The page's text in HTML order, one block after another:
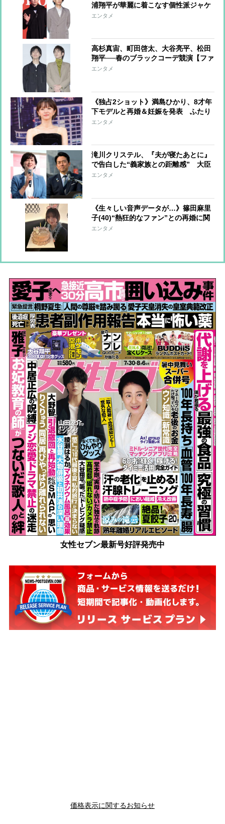
浦翔平が華麗に着こなす個性派ジャケ
ットスタイル
エンタメ
高杉真宙、町田啓太、大谷亮平、松田
翔平──春のブラックコーデ競演【ファ
ッションチェック】
エンタメ
《独占2ショット》満島ひかり、8才年
下モデルと再婚＆妊娠を発表 ふたり
の左手薬指にはおそろいの指輪がキラ
エンタメ
滝川クリステル、『夫が寝たあとに』
で告白した“義家族との距離感” 大臣
夫人による家庭内事情暴露は異例
エンタメ
《生々しい音声データが…》篠田麻里
子(40)“熱狂的なファン”との再婚に関
係者が安堵「二度と同じ過ちは繰り返
エンタメ
女性セブン最新号好評発売中
価格表示に関するお知らせ